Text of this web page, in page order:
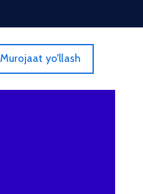
Murojaat yo'llash